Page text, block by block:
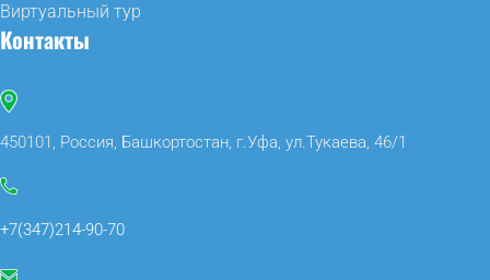
Виртуальный тур
Контакты
450101, Россия, Башкортостан, г.Уфа, ул.Тукаева, 46/1
+7(347)214-90-70